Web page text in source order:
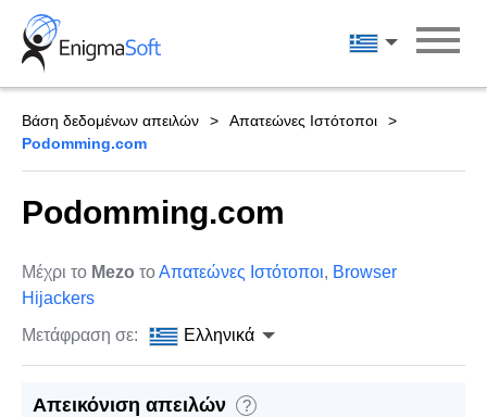
Skip
content
Ελληνικά
Βάση δεδομένων απειλών
Απατεώνες Ιστότοποι
Podomming.com
Podomming.com
Μέχρι το Mezo τοΑπατεώνες Ιστότοποι, Browser
Hijackers
Μετάφραση σε:
Ελληνικά
Απεικόνιση απειλών ?